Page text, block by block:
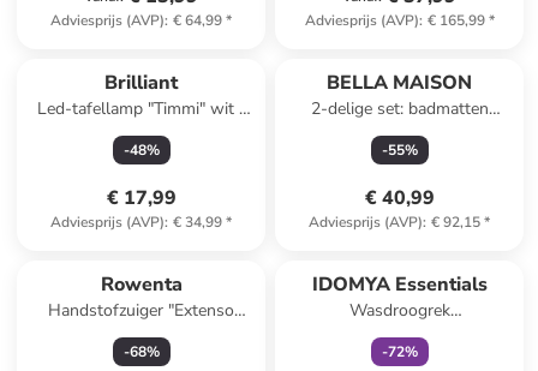
Adviesprijs (AVP): € 64,99* Adviesprijs (AVP): € 165,99*
Brilliant
Led-tafellamp "Timmi" wit -
EEK G (A tot G)
-48%
€ 17,99
Adviesprijs (AVP): € 34,99*
BELLA MAISON
2-delige set: badmatten
"Sunshine" lichtbruin
-55%
€ 40,99
Adviesprijs (AVP): € 92,15*
Rowenta
Handstofzuiger "Extenso
Cyclonic" zwart/zilverkleurig
-68%
IDOMYA Essentials
Wasdroogrek
zilverkleurig/zwart - (B)68 x
(H)125 x (D)42 cm
-72%